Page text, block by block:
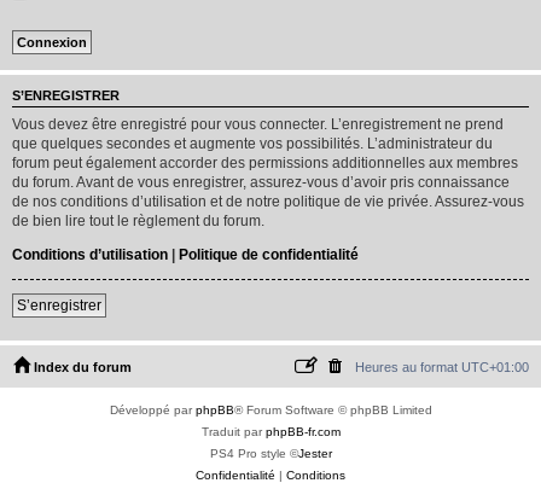
S’ENREGISTRER
Vous devez être enregistré pour vous connecter. L’enregistrement ne prend
que quelques secondes et augmente vos possibilités. L’administrateur du
forum peut également accorder des permissions additionnelles aux membres
du forum. Avant de vous enregistrer, assurez-vous d’avoir pris connaissance
de nos conditions d’utilisation et de notre politique de vie privée. Assurez-vous
de bien lire tout le règlement du forum.
Conditions d’utilisation | Politique de confidentialité
S’enregistrer
Index du forum Heures au format UTC+01:00
Développé parphpBB® Forum Software © phpBB Limited
Traduit parphpBB-fr.com
PS4 Pro style ©Jester
Confidentialité | Conditions